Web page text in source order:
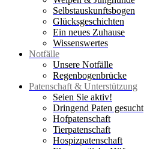
Selbstauskunftsbogen
Glücksgeschichten
Ein neues Zuhause
Wissenswertes
Notfälle
Unsere Notfälle
Regenbogenbrücke
Patenschaft & Unterstützung
Seien Sie aktiv!
Dringend Paten gesucht
Hofpatenschaft
Tierpatenschaft
Hospizpatenschaft